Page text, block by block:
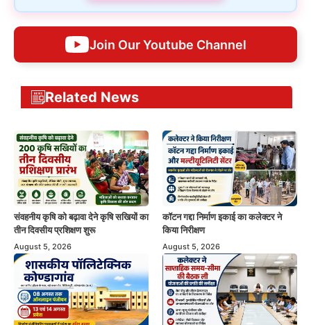
Join Our Youtube Channel
Related News
संवहनीय कृषि को बढ़ावा देने कृषि सखियों का
तीन दिवसीय प्रशिक्षण शुरू
August 5, 2026
कॉटन गद्दा निर्माण इकाई का कलेक्टर ने
किया निरीक्षण
August 5, 2026